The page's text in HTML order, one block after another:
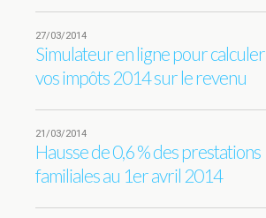
27/03/2014
Simulateur en ligne pour calculer
vos impôts 2014 sur le revenu
21/03/2014
Hausse de 0,6 % des prestations
familiales au 1er avril 2014